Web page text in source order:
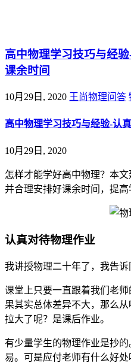
高中物理学习技巧与经
课余时间
10月29日, 2020 王尚物理问答
高中物理学习技巧与经验-认
10月29日, 2020
怎样才能学好高中物理？本文
并合理安排好课余时间，提高
认真对待物理作业
我讲授物理二十年了，我告诉
课堂上只要一直跟着我们老
果其实总体差异不大，那么
拉大了呢？是课后作业。
有少量学生的物理作业是抄
易。可是应付老师有什么好